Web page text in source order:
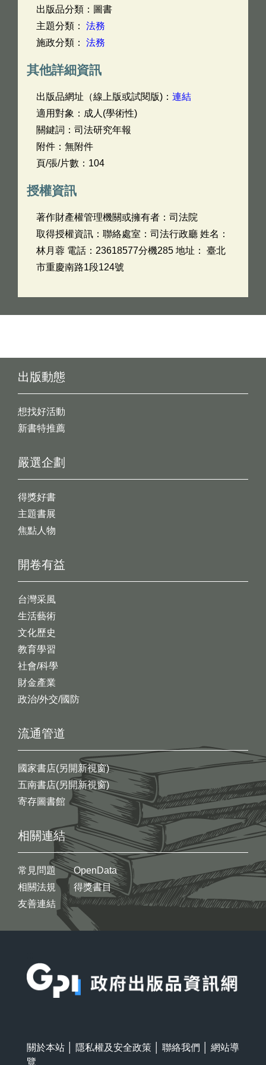
出版品分類：圖書
主題分類： 法務
施政分類： 法務
其他詳細資訊
出版品網址（線上版或試閱版)： 連結
適用對象：成人(學術性)
關鍵詞：司法研究年報
附件：無附件
頁/張/片數：104
授權資訊
著作財產權管理機關或擁有者：司法院
取得授權資訊：聯絡處室：司法行政廳 姓名：
林月蓉 電話：23618577分機285 地址： 臺北
市重慶南路1段124號
出版動態
想找好活動
新書特推薦
開卷有益
台灣采風
生活藝術
文化歷史
教育學習
社會/科學
財金產業
政治/外交/國防
嚴選企劃
得獎好書
主題書展
焦點人物
流通管道
國家書店(另開新視窗)
五南書店(另開新視窗)
寄存圖書館
相關連結
常見問題
相關法規
友善連結
OpenData
得獎書目
關於本站 隱私權及安全政策 聯絡我們
網站導
覽